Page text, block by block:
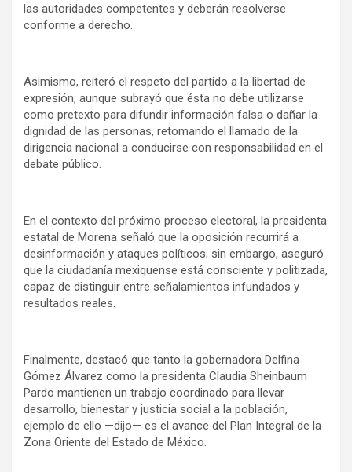
las autoridades competentes y deberán resolverse
conforme a derecho.
Asimismo, reiteró el respeto del partido a la libertad de
expresión, aunque subrayó que ésta no debe utilizarse
como pretexto para difundir información falsa o dañar la
dignidad de las personas, retomando el llamado de la
dirigencia nacional a conducirse con responsabilidad en el
debate público.
En el contexto del próximo proceso electoral, la presidenta
estatal de Morena señaló que la oposición recurrirá a
desinformación y ataques políticos; sin embargo, aseguró
que la ciudadanía mexiquense está consciente y politizada,
capaz de distinguir entre señalamientos infundados y
resultados reales.
Finalmente, destacó que tanto la gobernadora Delfina
Gómez Álvarez como la presidenta Claudia Sheinbaum
Pardo mantienen un trabajo coordinado para llevar
desarrollo, bienestar y justicia social a la población,
ejemplo de ello —dijo— es el avance del Plan Integral de la
Zona Oriente del Estado de México.